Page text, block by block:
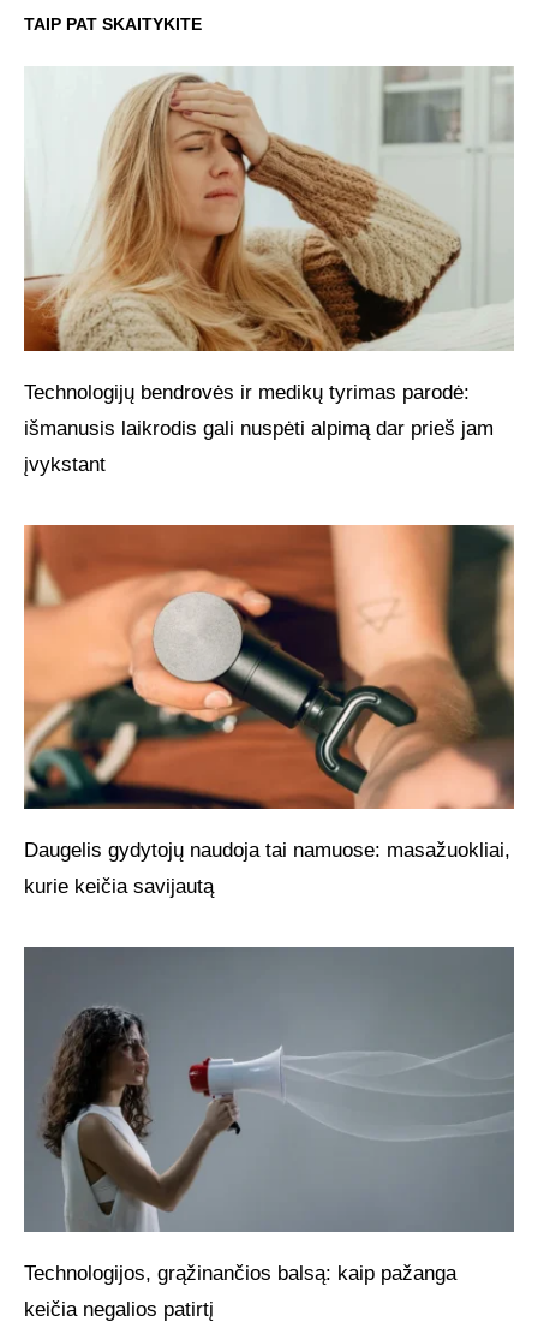
TAIP PAT SKAITYKITE
Technologijų bendrovės ir medikų tyrimas parodė:
išmanusis laikrodis gali nuspėti alpimą dar prieš jam
įvykstant
Daugelis gydytojų naudoja tai namuose: masažuokliai,
kurie keičia savijautą
Technologijos, grąžinančios balsą: kaip pažanga
keičia negalios patirtį